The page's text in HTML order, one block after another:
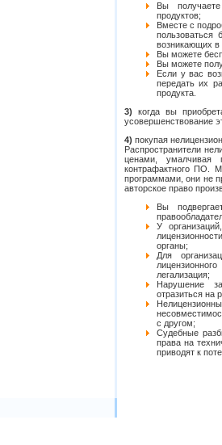
Вы
продуктов;
Вместе с
пользоваться
возникающих в
Вы можете
Вы можете
Если у вас
передать их
продукта.
3) когда вы
усовершенствование
4) покупая
Распространители
ценами, умалчивая
контрафактного ПО.
программами, они не
авторское право
Вы
У
органы;
Для
легализация;
Нарушение
отразиться на
с другом;
Судебные
права на
приводят к